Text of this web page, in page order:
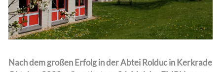
Nach dem großen Erfolg in der Abtei Rolduc in Kerkrade